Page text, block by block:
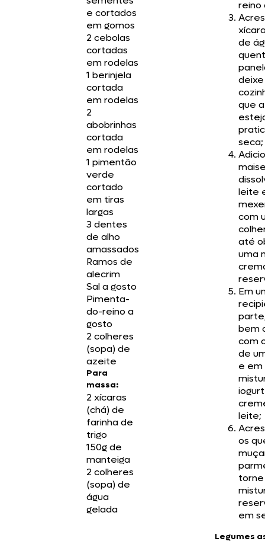
e cortados
em gomos
2 cebolas
cortadas
em rodelas
1 berinjela
cortada
em rodelas
2
abobrinhas
cortada
em rodelas
1 pimentão
verde
cortado
em tiras
largas
3 dentes
de alho
amassados
Ramos de
alecrim
Sal a gosto
Pimenta-
do-reino a
gosto
2 colheres
(sopa) de
azeite
Para
massa:
2 xícaras
(chá) de
farinha de
trigo
150g de
manteiga
2 colheres
(sopa) de
água
gelada
reino
de
deixe
que
seca;
leite
com
até
uma
Em
bem
com
de
e em
leite;
os
em
Legumes